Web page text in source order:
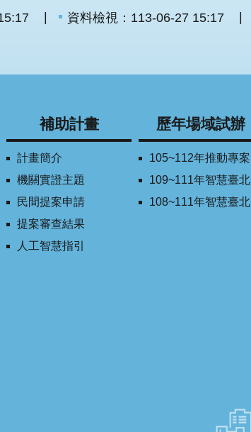
資料檢視：113-06-27 15:17
補助計畫
計畫簡介
機關實證主題
民間提案申請
提案審查結果
人工智慧指引
歷年場域試辦
105~112年推動專案
109~111年智慧臺北創新獎
108~111年智慧臺北學研合作平台